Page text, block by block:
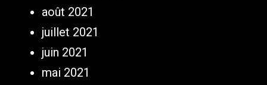
août 2021
juillet 2021
juin 2021
mai 2021